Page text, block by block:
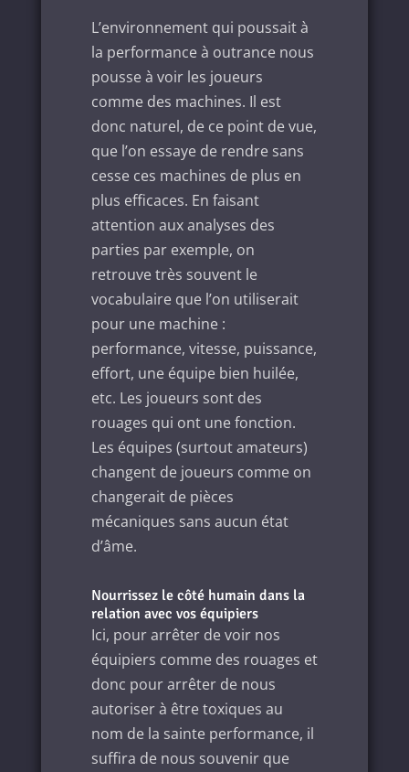
L’environnement qui poussait à
la performance à outrance nous
pousse à voir les joueurs
comme des machines. Il est
donc naturel, de ce point de vue,
que l’on essaye de rendre sans
cesse ces machines de plus en
plus efficaces. En faisant
attention aux analyses des
parties par exemple, on
retrouve très souvent le
vocabulaire que l’on utiliserait
pour une machine :
performance, vitesse, puissance,
effort, une équipe bien huilée,
etc. Les joueurs sont des
rouages qui ont une fonction.
Les équipes (surtout amateurs)
changent de joueurs comme on
changerait de pièces
mécaniques sans aucun état
d’âme.
Nourrissez le côté humain dans la
relation avec vos équipiers
Ici, pour arrêter de voir nos
équipiers comme des rouages et
donc pour arrêter de nous
autoriser à être toxiques au
nom de la sainte performance, il
suffira de nous souvenir que